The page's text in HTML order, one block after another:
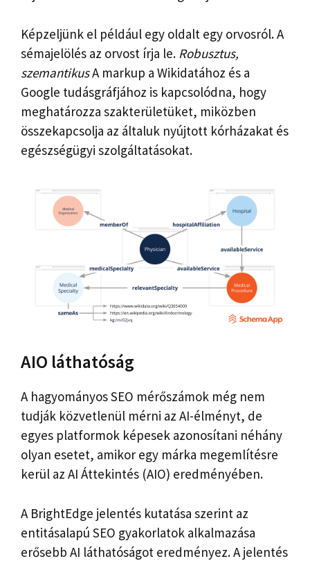
Képzeljünk el például egy oldalt egy orvosról. A
sémajelölés az orvost írja le. Robusztus,
szemantikusA markup a Wikidatához és a
Google tudásgráfjához is kapcsolódna, hogy
meghatározza szakterületüket, miközben
összekapcsolja az általuk nyújtott kórházakat és
egészségügyi szolgáltatásokat.
AIO láthatóság
A hagyományos SEO mérőszámok még nem
tudják közvetlenül mérni az AI-élményt, de
egyes platformok képesek azonosítani néhány
olyan esetet, amikor egy márka megemlítésre
kerül az AI Áttekintés (AIO) eredményében.
A BrightEdge jelentés kutatása szerint az
entitásalapú SEO gyakorlatok alkalmazása
erősebb AI láthatóságot eredményez. A jelentés